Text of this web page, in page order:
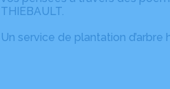
THIEBAULT.
Un service de plantation d’arbre